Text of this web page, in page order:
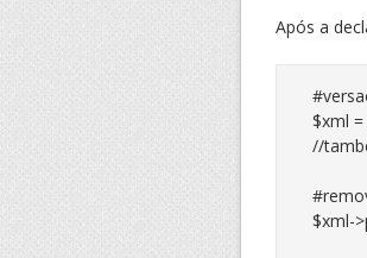
Após a
$xml
//
$xml-